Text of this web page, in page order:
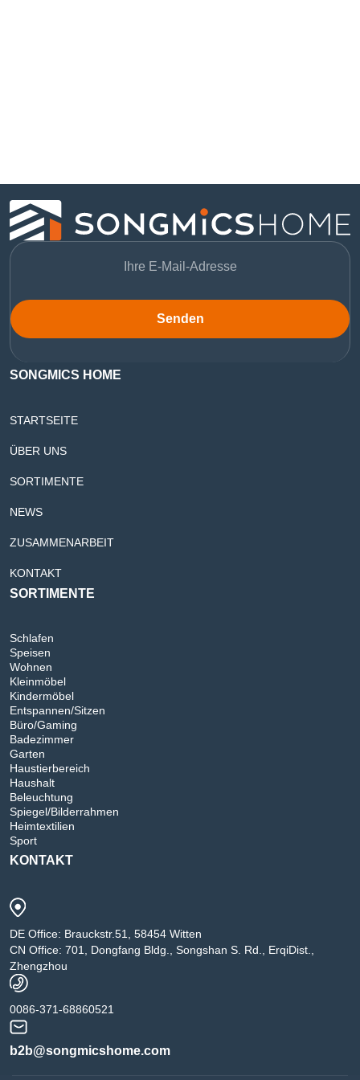
Senden
SONGMICS HOME
STARTSEITE
ÜBER UNS
SORTIMENTE
NEWS
ZUSAMMENARBEIT
KONTAKT
SORTIMENTE
Schlafen
Speisen
Wohnen
Kleinmöbel
Kindermöbel
Entspannen/Sitzen
Büro/Gaming
Badezimmer
Garten
Haustierbereich
Haushalt
Beleuchtung
Spiegel/Bilderrahmen
Heimtextilien
Sport
KONTAKT
DE Office: Brauckstr.51, 58454 Witten
CN Office: 701, Dongfang Bldg., Songshan S. Rd., ErqiDist.,
Zhengzhou
0086-371-68860521
b2b@songmicshome.com